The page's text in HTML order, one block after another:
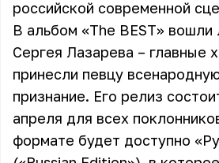
российской современной
В альбом «The BEST» вошли
Сергея Лазарева – главные
принесли певцу
признание. Его релиз
апреля для всех
формате будет доступно